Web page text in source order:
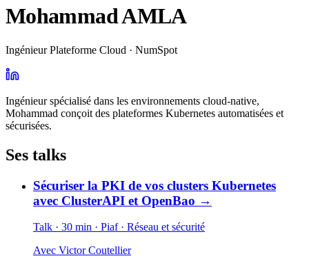
Mohammad AMLA
Ingénieur Plateforme Cloud · NumSpot
Ingénieur spécialisé dans les environnements cloud-native,
Mohammad conçoit des plateformes Kubernetes automatisées et
sécurisées.
Ses talks
Sécuriser la PKI de vos clusters Kubernetes
avec ClusterAPI et OpenBao →
Talk · 30 min · Piaf · Réseau et sécurité
Avec Victor Coutellier